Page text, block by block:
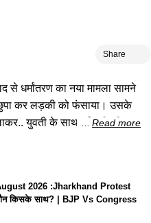
Share
धर्मांतरण का नया मामला सामने
कर लड़की को फंसाया। उसके
युवती के साथ दरिंदगी की।
Read more
2026 :Jharkhand Protest
किसके साथ? | BJP Vs Congress